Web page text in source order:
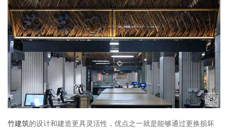
竹建筑的设计和建造更具灵活性，优点之一就是能够通过更换损坏